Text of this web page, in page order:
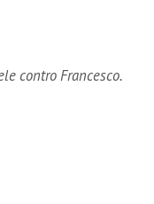
contro Francesco.